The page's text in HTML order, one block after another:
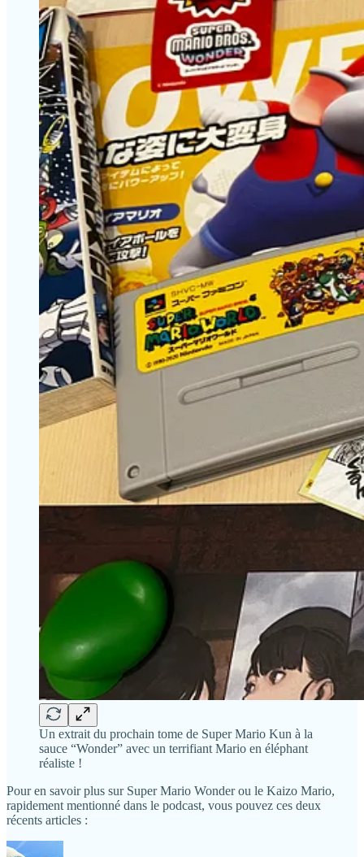
Un extrait du prochain tome de Super Mario Kun à la
sauce “Wonder” avec un terrifiant Mario en éléphant
réaliste !
Pour en savoir plus sur Super Mario Wonder ou le Kaizo Mario,
rapidement mentionné dans le podcast, vous pouvez ces deux
récents articles :